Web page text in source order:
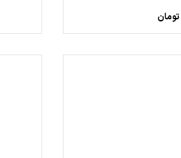
تومان